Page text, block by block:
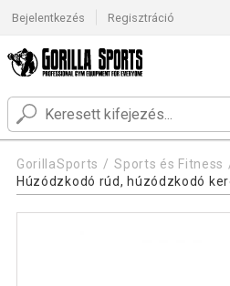
Bejelentkezés Regisztráció
GorillaSports
Sports és Fitness
Húzódzkodó rúd, húzódzkodó